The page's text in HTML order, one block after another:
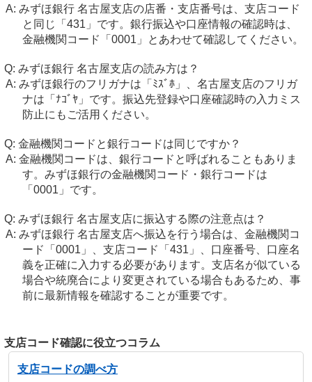
みずほ銀行 名古屋支店の店番・支店番号は、支店コード
と同じ「431」です。銀行振込や口座情報の確認時は、
金融機関コード「0001」とあわせて確認してください。
みずほ銀行 名古屋支店の読み方は？
みずほ銀行のフリガナは「ﾐｽﾞﾎ」、名古屋支店のフリガ
ナは「ﾅｺﾞﾔ」です。振込先登録や口座確認時の入力ミス
防止にもご活用ください。
金融機関コードと銀行コードは同じですか？
金融機関コードは、銀行コードと呼ばれることもありま
す。みずほ銀行の金融機関コード・銀行コードは
「0001」です。
みずほ銀行 名古屋支店に振込する際の注意点は？
みずほ銀行 名古屋支店へ振込を行う場合は、金融機関コ
ード「0001」、支店コード「431」、口座番号、口座名
義を正確に入力する必要があります。支店名が似ている
場合や統廃合により変更されている場合もあるため、事
前に最新情報を確認することが重要です。
支店コード確認に役立つコラム
支店コードの調べ方